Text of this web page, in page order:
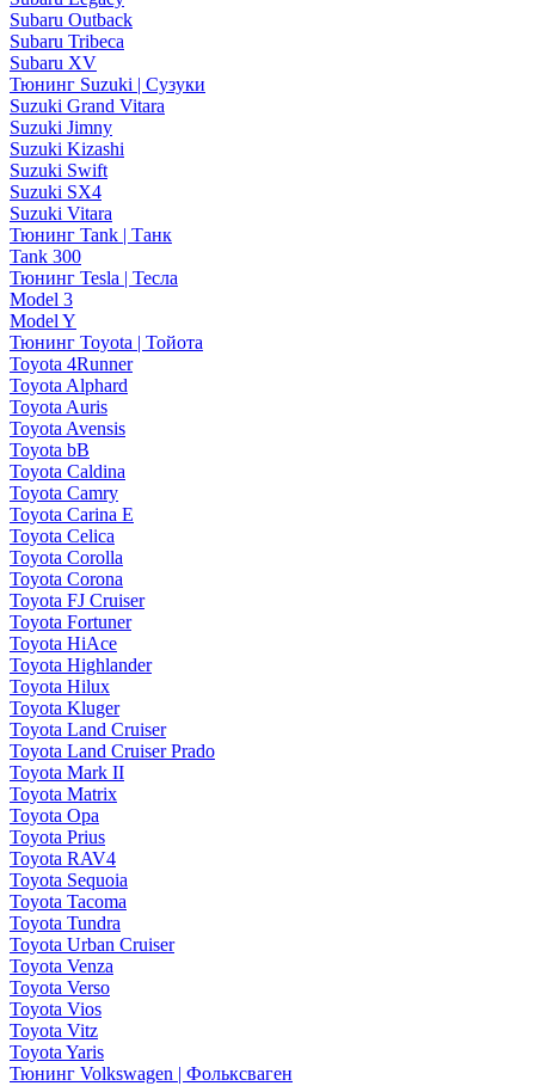
Subaru Outback
Subaru Tribeca
Subaru XV
Тюнинг Suzuki | Сузуки
Suzuki Grand Vitara
Suzuki Jimny
Suzuki Kizashi
Suzuki Swift
Suzuki SX4
Suzuki Vitara
Тюнинг Tank | Танк
Tank 300
Тюнинг Tesla | Тесла
Model 3
Model Y
Тюнинг Toyota | Тойота
Toyota 4Runner
Toyota Alphard
Toyota Auris
Toyota Avensis
Toyota bB
Toyota Caldina
Toyota Camry
Toyota Carina E
Toyota Celica
Toyota Corolla
Toyota Corona
Toyota FJ Cruiser
Toyota Fortuner
Toyota HiAce
Toyota Highlander
Toyota Hilux
Toyota Kluger
Toyota Land Cruiser
Toyota Land Cruiser Prado
Toyota Mark II
Toyota Matrix
Toyota Opa
Toyota Prius
Toyota RAV4
Toyota Sequoia
Toyota Tacoma
Toyota Tundra
Toyota Urban Cruiser
Toyota Venza
Toyota Verso
Toyota Vios
Toyota Vitz
Toyota Yaris
Тюнинг Volkswagen | Фольксваген